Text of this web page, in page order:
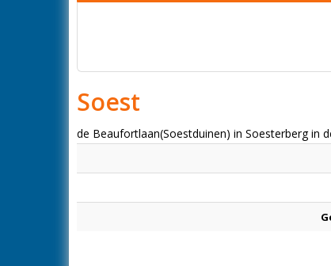
Soest
de Beaufortlaan(Soestduinen) in Soesterberg in